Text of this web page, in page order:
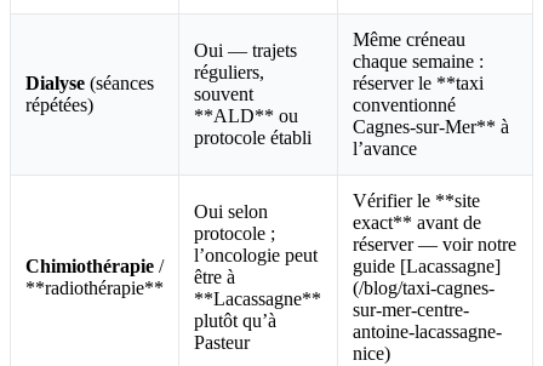
Dialyse (séances
répétées)
Oui — trajets
réguliers,
souvent
**ALD** ou
protocole établi
Même créneau
chaque semaine :
réserver le **taxi
conventionné
Cagnes-sur-Mer** à
l’avance
Chimiothérapie /
**radiothérapie**
Oui selon
protocole ;
l’oncologie peut
être à
**Lacassagne**
plutôt qu’à
Pasteur
Vérifier le **site
exact** avant de
réserver — voir notre
guide [Lacassagne]
(/blog/taxi-cagnes-
sur-mer-centre-
antoine-lacassagne-
nice)